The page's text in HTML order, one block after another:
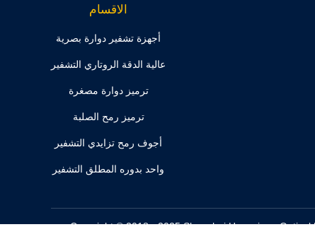
الاقسام
أجهزة تشفير دوارة بصرية
عالية الدقة الروتاري التشفير
ترميز دوارة مصغرة
ترميز رمح الصلبة
أجوف رمح تزايدي التشفير
واحد بدوره المطلق التشفير